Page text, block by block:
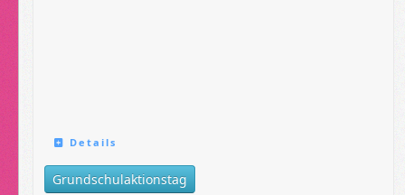
Details
Grundschulaktionstag